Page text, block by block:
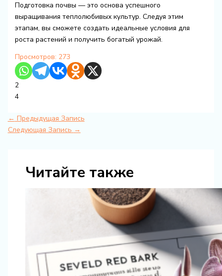
Подготовка почвы — это основа успешного
выращивания теплолюбивых культур. Следуя этим
этапам, вы сможете создать идеальные условия для
роста растений и получить богатый урожай.
Просмотров: 273
2
4
← Предыдущая Запись
Следующая Запись →
Читайте также